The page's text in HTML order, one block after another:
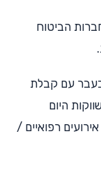
הביטוח
בעבר עם קבלת
היום
מכסות 2 ואף 3 מקרי ביטוח (כלומר – 2-3 אירועים רפואיים /